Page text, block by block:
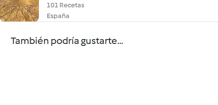
101 Recetas
España
También podría gustarte...